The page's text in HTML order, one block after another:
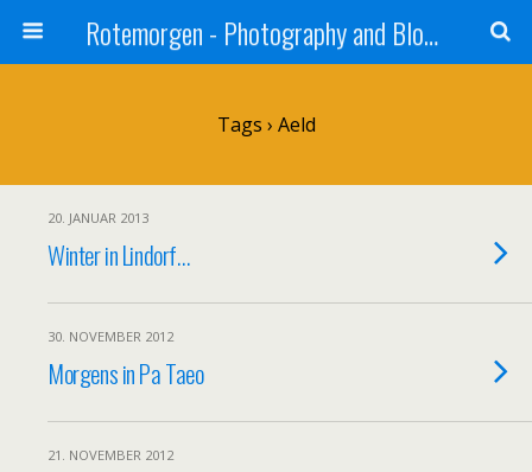
Rotemorgen - Photography and Blog by Alexander Sprinz
Tags › Aeld
20. JANUAR 2013
Winter in Lindorf…
30. NOVEMBER 2012
Morgens in Pa Taeo
21. NOVEMBER 2012